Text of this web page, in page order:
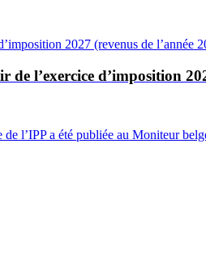
l’exercice d’imposition
l’IPP a été publiée au Moniteur